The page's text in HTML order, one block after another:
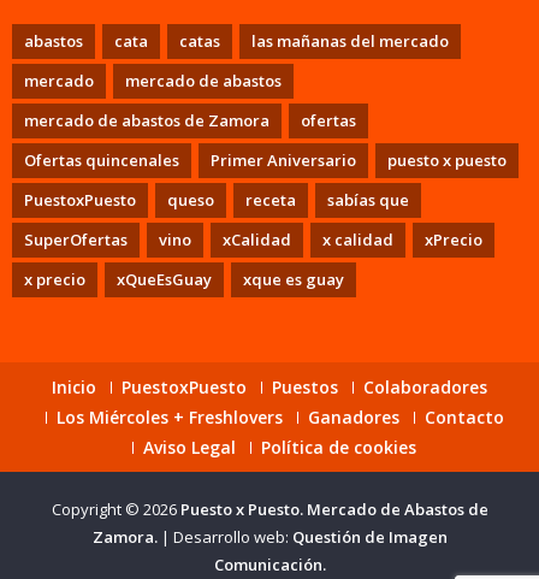
abastos cata catas
las mañanas del mercado
mercado
mercado de abastos
mercado de abastos de Zamora
ofertas
Ofertas quincenales
Primer Aniversario
puesto x puesto
PuestoxPuesto
queso receta
sabías que
SuperOfertas
vino xCalidad x calidad
xPrecio
x precio
xQueEsGuay xque es guay
Inicio PuestoxPuesto Puestos
Colaboradores
Los Miércoles + Freshlovers
Ganadores
Contacto
Aviso Legal
Política de cookies
Copyright © 2026 Puesto x Puesto. Mercado de Abastos de
Zamora. | Desarrollo web: Questión de Imagen
Comunicación.